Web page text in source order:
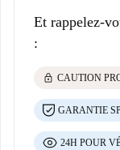
Et rappelez-
:
lock CAUTION
GARANTIE
24H POUR